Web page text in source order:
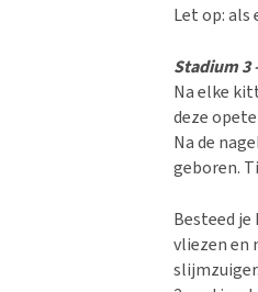
Let op: als
Stadium 3
Na elke
deze
Na de
geboren.
Besteed
vliezen en